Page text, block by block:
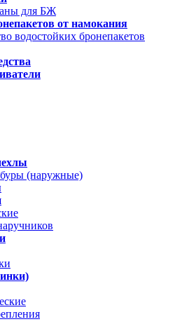
для БЖ
от намокания
водостойких бронепакетов
(наружные)